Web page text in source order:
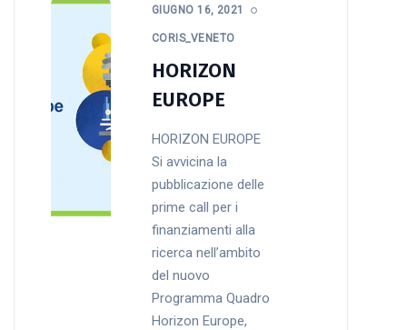
GIUGNO 16, 2021
CORIS_VENETO
HORIZON
EUROPE
HORIZON EUROPE
Si avvicina la
pubblicazione delle
prime call per i
finanziamenti alla
ricerca nell’ambito
del nuovo
Programma Quadro
Horizon Europe,